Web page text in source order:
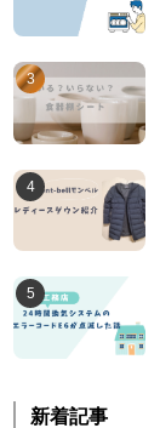
新着記事